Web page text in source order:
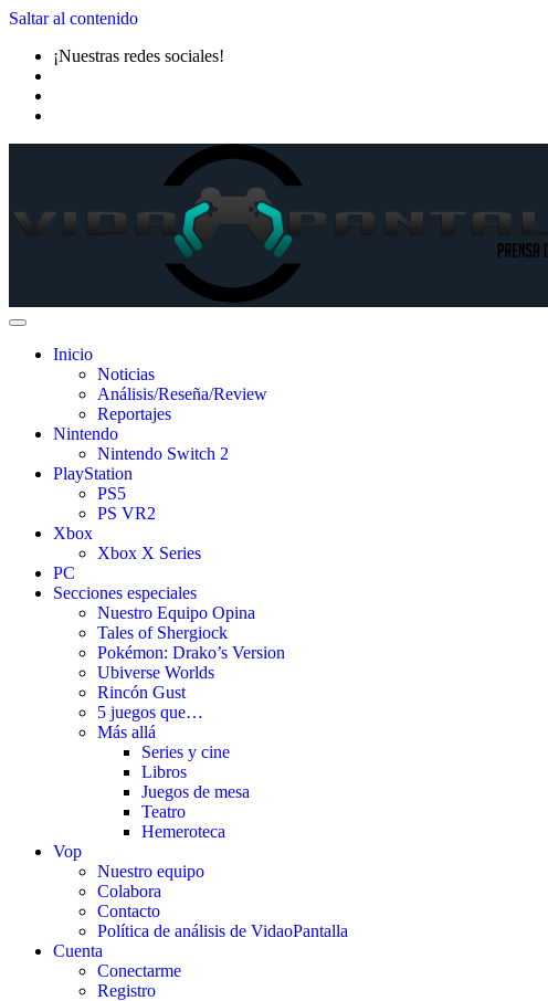
Saltar al contenido
¡Nuestras redes sociales!
Inicio
Noticias
Análisis/Reseña/Review
Reportajes
Nintendo
Nintendo Switch 2
PlayStation
PS5
PS VR2
Xbox
Xbox X Series
PC
Secciones especiales
Nuestro Equipo Opina
Tales of Shergiock
Pokémon: Drako’s Version
Ubiverse Worlds
Rincón Gust
5 juegos que…
Más allá
Series y cine
Libros
Juegos de mesa
Teatro
Hemeroteca
Vop
Nuestro equipo
Colabora
Contacto
Política de análisis de VidaoPantalla
Cuenta
Conectarme
Registro